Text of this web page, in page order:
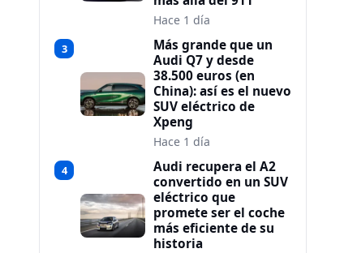
Hace 1 día
3
Más grande que un
Audi Q7 y desde
38.500 euros (en
China): así es el nuevo
SUV eléctrico de
Xpeng
Hace 1 día
4
Audi recupera el A2
convertido en un SUV
eléctrico que
promete ser el coche
más eficiente de su
historia